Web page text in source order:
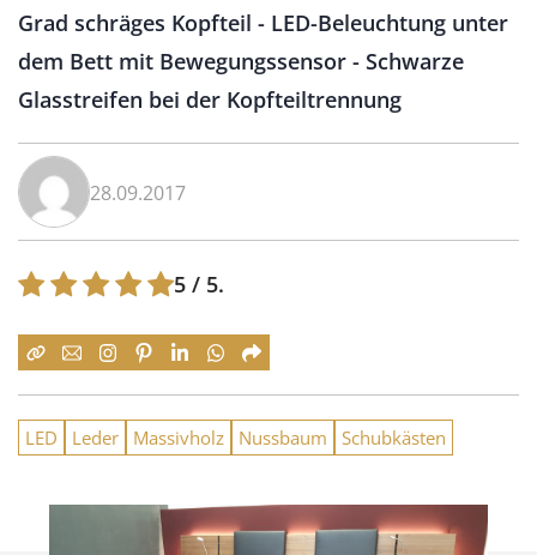
Grad schräges Kopfteil - LED-Beleuchtung unter
dem Bett mit Bewegungssensor - Schwarze
Glasstreifen bei der Kopfteiltrennung
28.09.2017
5 / 5.
LED Leder Massivholz Nussbaum Schubkästen